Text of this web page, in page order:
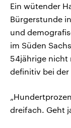
Ein wütender
Bürgerstunde
und
im Süden
54jährige nicht
definitiv bei der
dreifach. Geht